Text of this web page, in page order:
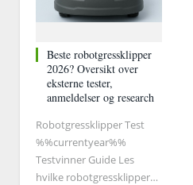
Beste robotgressklipper
2026? Oversikt over
eksterne tester,
anmeldelser og research
Robotgressklipper Test
%%currentyear%%
Testvinner Guide Les
hvilke robotgressklippere